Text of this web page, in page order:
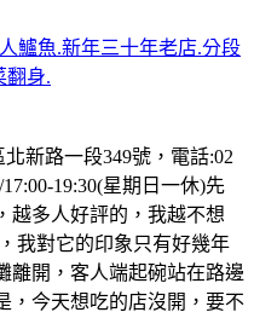
鱸魚.新年三十年老店.分段
翻身.
新路一段349號，電話:02
19:30(星期日一休)先
越多人好評的，我越不想
我對它的印象只有好幾年
離開，客人端起碗站在路邊
，今天想吃的店沒開，要不